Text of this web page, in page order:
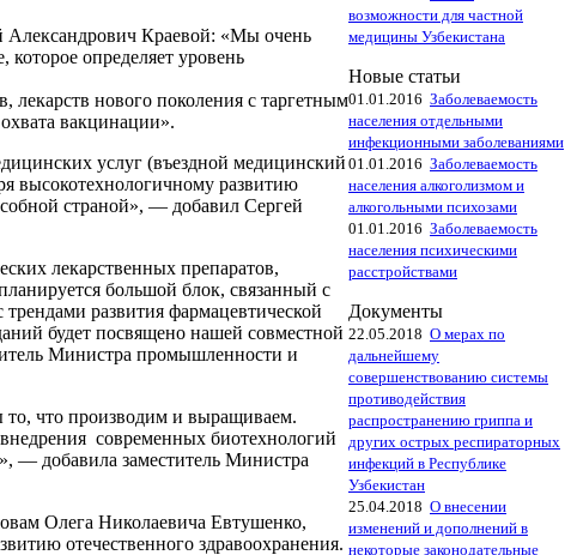
Александрович Краевой: «Мы очень
определяет уровень
лекарств нового поколения с таргетным
вакцинации».
услуг (въездной медицинский
высокотехнологичному развитию
страной», — добавил Сергей
лекарственных препаратов,
большой блок, связанный с
развития фармацевтической
будет посвящено нашей совместной
Министра промышленности и
что производим и выращиваем.
современных биотехнологий
— добавила заместитель Министра
Олега Николаевича Евтушенко,
отечественного здравоохранения.
возможности для частной
медицины Узбекистана
Новые статьи
01.01.2016 Заболеваемость
населения отдельными
инфекционными заболеваниями
01.01.2016 Заболеваемость
населения алкоголизмом и
алкогольными психозами
01.01.2016 Заболеваемость
населения психическими
расстройствами
Документы
22.05.2018 О мерах по
дальнейшему
совершенствованию системы
противодействия
распространению гриппа и
других острых респираторных
инфекций в Республике
Узбекистан
25.04.2018 О внесении
изменений и дополнений в
некоторые законодательные